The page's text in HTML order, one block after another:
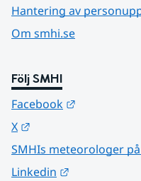
Hantering av
Om smhi.se
Följ SMHI
Facebook
X
SMHIs meteorologer på
Linkedin